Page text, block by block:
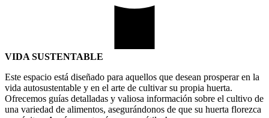
VIDA SUSTENTABLE
Este espacio está diseñado para aquellos que desean prosperar en la
vida autosustentable y en el arte de cultivar su propia huerta.
Ofrecemos guías detalladas y valiosa información sobre el cultivo de
una variedad de alimentos, asegurándonos de que su huerta florezca